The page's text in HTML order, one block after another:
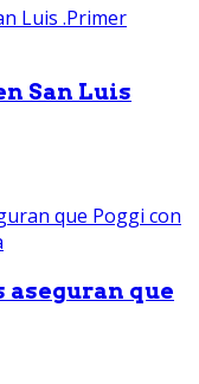
San Luis
aseguran que